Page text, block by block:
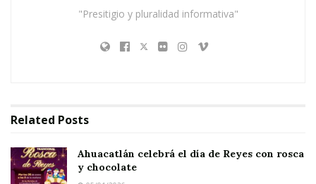
Buena tarde taurina en Ahuacatlán
"Presitigio y pluralidad informativa"
Related Posts
Ahuacatlán celebrá el día de Reyes con rosca
y chocolate